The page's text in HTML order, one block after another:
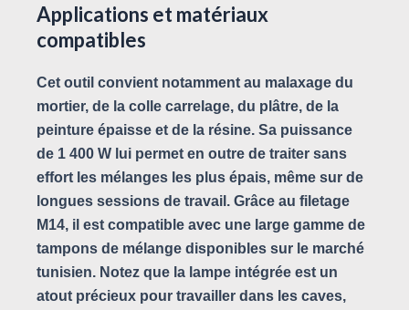
Applications et matériaux
compatibles
Cet outil convient notamment au malaxage du
mortier, de la colle carrelage, du plâtre, de la
peinture épaisse et de la résine. Sa puissance
de 1 400 W lui permet en outre de traiter sans
effort les mélanges les plus épais, même sur de
longues sessions de travail. Grâce au filetage
M14, il est compatible avec une large gamme de
tampons de mélange disponibles sur le marché
tunisien. Notez que la lampe intégrée est un
atout précieux pour travailler dans les caves,